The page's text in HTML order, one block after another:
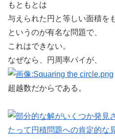
もともとは
与えられた円と等しい面積を
というのが有名な問題で、
これはできない。
なぜなら、円周率パイが、
超越数だからである。